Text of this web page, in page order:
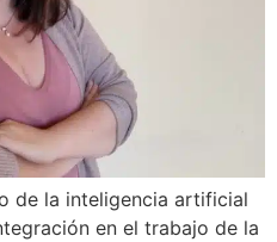
de la inteligencia artificial
en el trabajo de la